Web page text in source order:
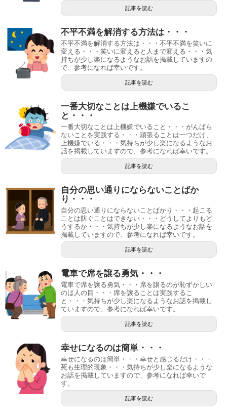
記事を読む
不平不満を解消する方法は・・・
不平不満を解消する方法は・・・不平不満を笑いに
変える・・・笑いに変えると人まで変える・・・気
持ちが少し楽になるようなお話を掲載していますの
で、参考になれば幸いです。
記事を読む
一番大切なことは上機嫌でいるこ
と・・・
一番大切なことは上機嫌でいること・・・がんばら
ないことを実践する・・・頑張ることは一つだけ、
上機嫌でいる・・・気持ちが少し楽になるようなお
話を掲載していますので、参考になれば幸いです。
記事を読む
自分の思い通りにならないことばか
り・・・
自分の思い通りにならないことばかり・・・起こる
ことは防ぐことはできない・・・どうしてよりもど
うするか・・・気持ちが少し楽になるようなお話を
掲載していますので、参考になれば幸いです。
記事を読む
電車で席を譲る勇気・・・
電車で席を譲る勇気・・・席を譲るのが恥ずかしい
のは人の目・・・席を譲ることは実践するこ
と・・・気持ちが少し楽になるようなお話を掲載し
ていますので、参考になれば幸いです。
記事を読む
幸せになるのは簡単・・・
幸せになるのは簡単・・・幸せと感じるだけ・・・
死も生理的現象・・・気持ちが少し楽になるような
お話を掲載していますので、参考になれば幸いで
す。
記事を読む